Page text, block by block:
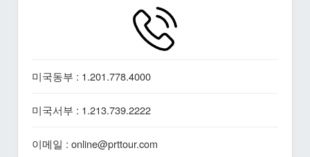
미국동부 : 1.201.778.4000
미국서부 : 1.213.739.2222
이메일 : online@prttour.com